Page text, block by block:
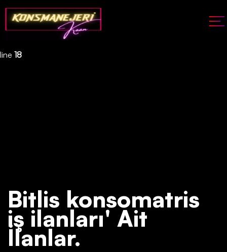
Deprecated: json_decode(): Passing null to parameter #1 ($json)
of type string is deprecated in
/home/konsmenajericom/public_html/api/kontrol/etiket.php
line 18
Bitlis konsomatris
iş ilanları' Ait
İlanlar.